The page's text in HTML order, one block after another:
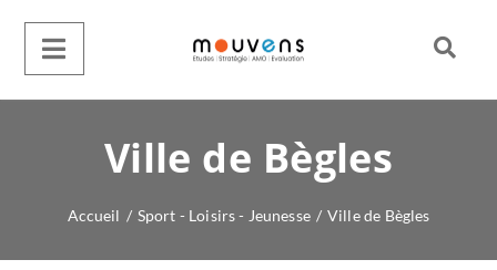
Ville de Bègles
Accueil / Sport - Loisirs - Jeunesse / Ville de Bègles